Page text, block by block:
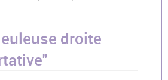
droite